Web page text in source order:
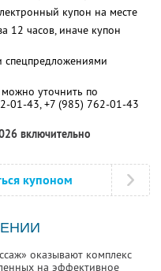
купон на месте
12 часов, иначе купон
спецпредложениями
уточнить по
01-43, +7 (985) 762-01-43
включительно
купоном
оказывают комплекс
на эффективное